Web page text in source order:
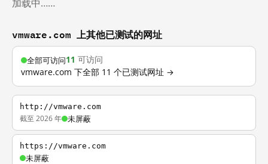
加载中……
vmware.com 上其他已测试的网址
全部可访问11 可访问
vmware.com 下全部 11 个已测试网址 →
http://vmware.com
截至 2026 年 未屏蔽
https://vmware.com
未屏蔽